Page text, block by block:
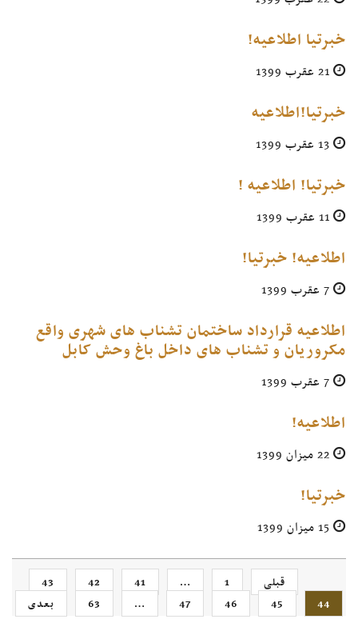
خبرتیا اطلاعیه!
خبرتیا!اطلاعیه
خبرتیا! اطلاعيه !
اطلاعیه! خبرتیا!
اطلاعیه قرارداد ساختمان تشناب های شهری واقع
مکروریان و تشناب های داخل باغ وحش کابل
اطلاعیه!
خبرتیا!
قبلی 1
…
41
42
43
44
45
46
47
…
63 بعدی